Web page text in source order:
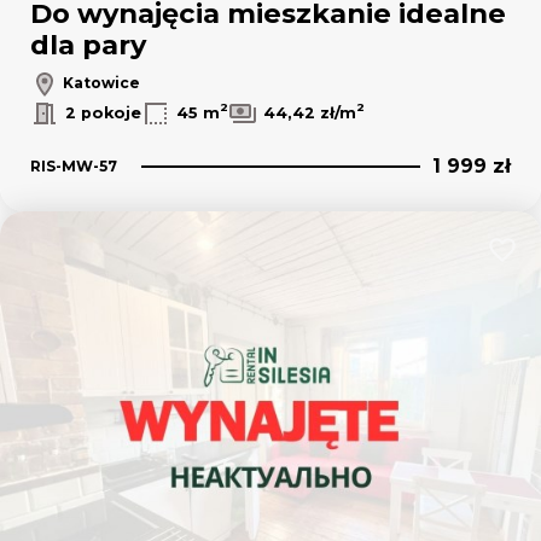
Do wynajęcia mieszkanie idealne
dla pary
Katowice
2 pokoje
45 m2 44,42 zł/m2
RIS-MW-57 1 999 zł